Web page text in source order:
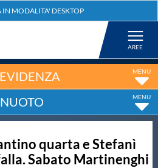
NUOTO
quarta e Stefanì
Sabato Martinenghi